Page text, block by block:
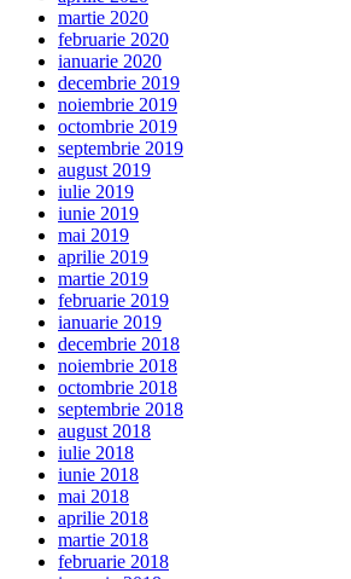
martie 2020
februarie 2020
ianuarie 2020
decembrie 2019
noiembrie 2019
octombrie 2019
septembrie 2019
august 2019
iulie 2019
iunie 2019
mai 2019
aprilie 2019
martie 2019
februarie 2019
ianuarie 2019
decembrie 2018
noiembrie 2018
octombrie 2018
septembrie 2018
august 2018
iulie 2018
iunie 2018
mai 2018
aprilie 2018
martie 2018
februarie 2018